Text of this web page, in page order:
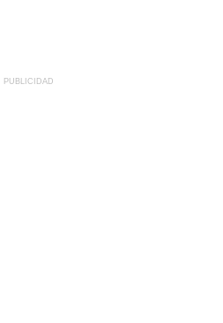
PUBLICIDAD